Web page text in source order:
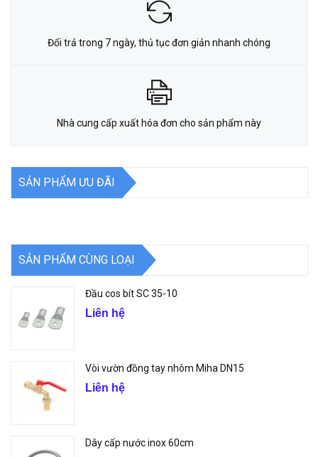
Đổi trả trong 7 ngày, thủ tục đơn giản nhanh chóng
Nhà cung cấp xuất hóa đơn cho sản phẩm này
SẢN PHẨM ƯU ĐÃI
SẢN PHẨM CÙNG LOẠI
Đầu cos bít SC 35-10
Liên hệ
Vòi vườn đồng tay nhôm Miha DN15
Liên hệ
Dây cấp nước inox 60cm